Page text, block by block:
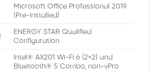
Microsoft Office Professional 2019
(Pre-installed)
ENERGY STAR Qualified
Configuration
Intel® AX201 Wi-Fi 6 (2×2) and
Bluetooth® 5 Combo, non-vPro